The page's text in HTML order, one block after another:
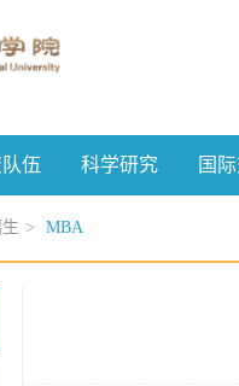
伍 科学研究 国
> MBA